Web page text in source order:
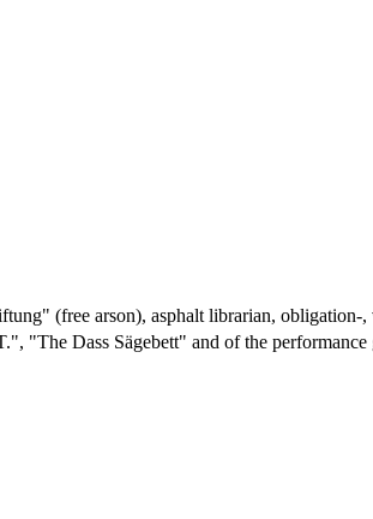
(free arson), asphalt librarian, obligation-,
Dass Sägebett" and of the